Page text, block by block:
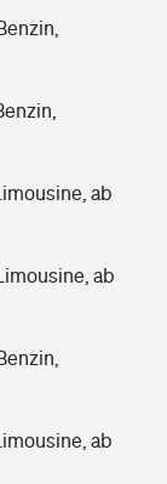
ab
ab
ab